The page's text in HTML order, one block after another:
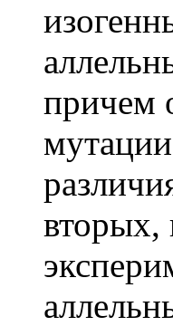
причем
вторых,